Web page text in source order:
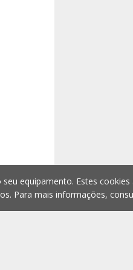
equipamento. Estes
Para mais informações,